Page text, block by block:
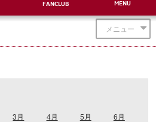
FANCLUB MENU
メニュー
3月 4月 5月
6月